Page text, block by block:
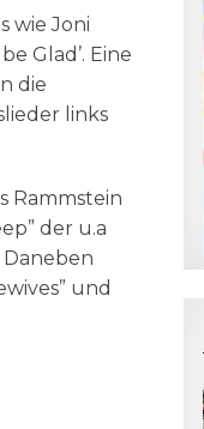
wie Joni
Glad’. Eine
die
links
Rammstein
der u.a
und